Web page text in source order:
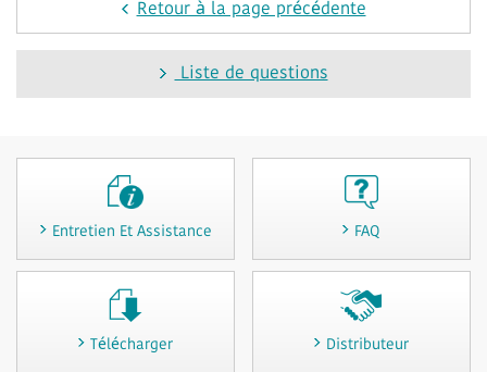
Retour à la page précédente
Liste de questions
Entretien Et Assistance FAQ
Télécharger Distributeur